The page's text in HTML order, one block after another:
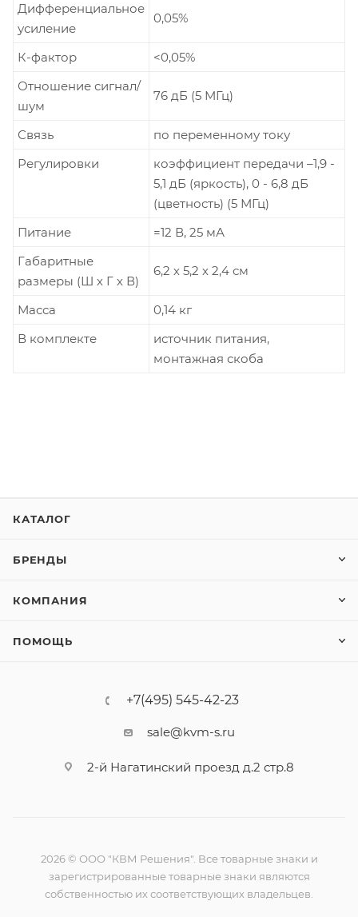
Дифференциальное
усиление
0,05%
К-фактор
<0,05%
Отношение сигнал/
шум
76 дБ (5 МГц)
Связь
по переменному току
Регулировки
коэффициент передачи –1,9 -
5,1 дБ (яркость), 0 - 6,8 дБ
(цветность) (5 МГц)
Питание
=12 В, 25 мА
Габаритные
размеры (Ш х Г х В)
6,2 х 5,2 х 2,4 см
Масса
0,14 кг
В комплекте
источник питания,
монтажная скоба
КАТАЛОГ
БРЕНДЫ
КОМПАНИЯ
ПОМОЩЬ
+7(495) 545-42-23
sale@kvm-s.ru
2-й Нагатинский проезд д.2 стр.8
2026 © ООО "КВМ Решения". Все товарные знаки и
зарегистрированные товарные знаки являются
собственностью их соответствующих владельцев.